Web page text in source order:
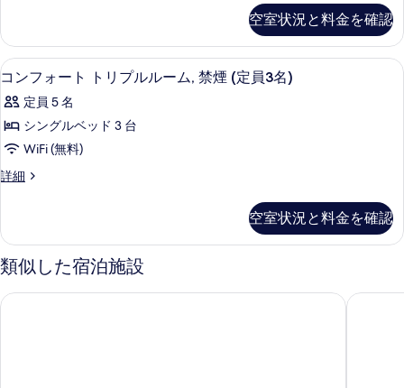
名)
の
す
べ
て
の
写
を
表
示
す
名)
詳
細
イ
ン
ル
ー
ム,
禁
煙
2
名)
の
ー
ト
ツ
ン
ル
ム,
禁
煙
2
の
細
空室状況と料金を確認
コ
ン
フ
ォ
ト
リ
プ
ル
ル
セーフティボックス (室内)、デスク
6
コンフォート トリプルルーム, 禁煙 (定員3名)
定員 5 名
シングルベッド 3 台
WiFi (無料)
詳細
コ
ー
ト
ト
プ
空室状況と料金を確認
類似した宿泊施設
ホテルアトールエメラルド宮古島 ホテル